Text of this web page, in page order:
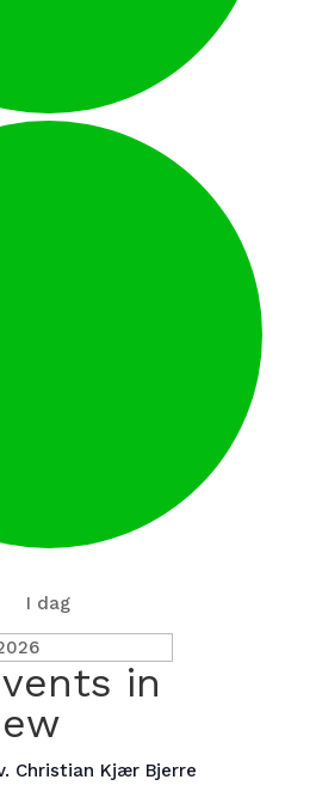
I dag
in
Christian Kjær Bjerre